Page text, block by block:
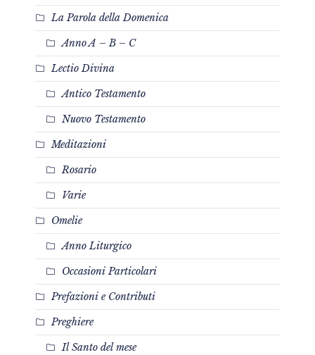
La Parola della Domenica
Anno A – B – C
Lectio Divina
Antico Testamento
Nuovo Testamento
Meditazioni
Rosario
Varie
Omelie
Anno Liturgico
Occasioni Particolari
Prefazioni e Contributi
Preghiere
Il Santo del mese